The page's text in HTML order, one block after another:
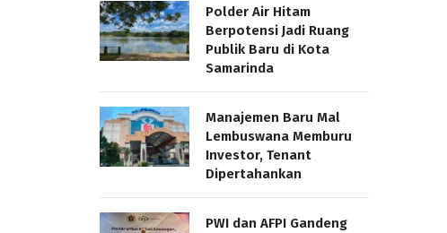
Polder Air Hitam
Berpotensi Jadi Ruang
Publik Baru di Kota
Samarinda
Manajemen Baru Mal
Lembuswana Memburu
Investor, Tenant
Dipertahankan
PWI dan AFPI Gandeng